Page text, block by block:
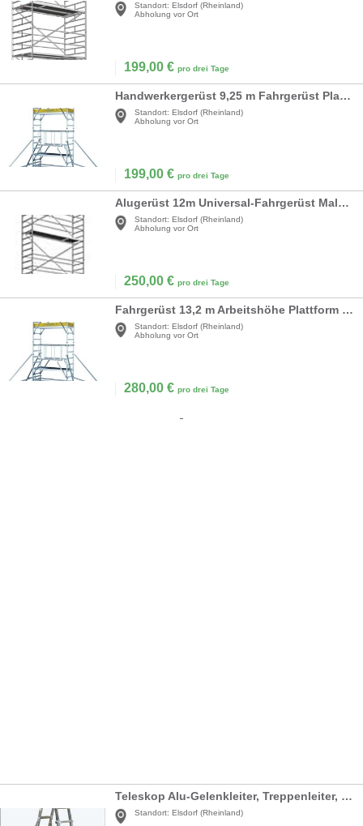
Standort: Elsdorf (Rheinland)
Abholung vor Ort
199,00 € pro drei Tage
Handwerkergerüst 9,25 m Fahrgerüst Plattform 1,80 x 0,60 m Arbeitshöhe 9,25 m Rollgerüst Malergerüst
Standort: Elsdorf (Rheinland)
Abholung vor Ort
199,00 € pro drei Tage
Alugerüst 12m Universal-Fahrgerüst Malergerüst Handwerkergerüst Standard-Ausführung Rollgerüst
Standort: Elsdorf (Rheinland)
Abholung vor Ort
250,00 € pro drei Tage
Fahrgerüst 13,2 m Arbeitshöhe Plattform 1,80 x 0,60 m Rollgerüst Malergerüst Handwerkergerüst Profi
Standort: Elsdorf (Rheinland)
Abholung vor Ort
280,00 € pro drei Tage
Teleskop Alu-Gelenkleiter, Treppenleiter, Leiter, Leitern bis 9 m - Ideal für Treppen und schwer zugängliche Stellen!
Standort: Elsdorf (Rheinland)